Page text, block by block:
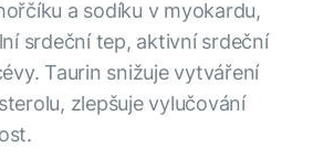
a sodíku v myokardu,
srdeční tep, aktivní srdeční
Taurin snižuje vytváření
zlepšuje vylučování